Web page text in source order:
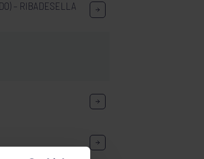
– RIBADESELLA